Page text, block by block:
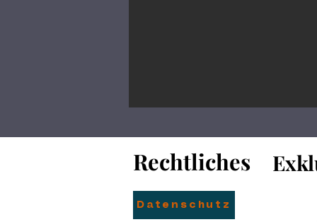
Rechtliches
Rechtliches
Datenschutz